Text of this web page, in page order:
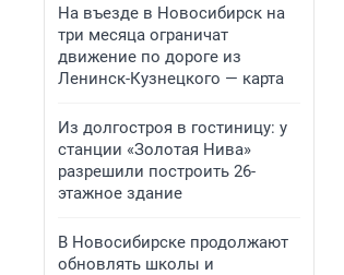
На въезде в Новосибирск на
три месяца ограничат
движение по дороге из
Ленинск-Кузнецкого — карта
Из долгостроя в гостиницу: у
станции «Золотая Нива»
разрешили построить 26-
этажное здание
В Новосибирске продолжают
обновлять школы и